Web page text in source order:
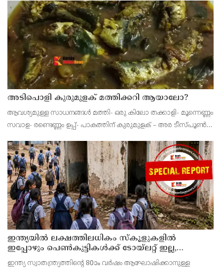
ടീസ്പൂൺ •വെളുത്
അടിപൊളി കുരുമുളക് മത്തിക്കറി ആയാലോ?
ആവശ്യമുള്ള സാധനങ്ങള്‍ മത്തി- ഒരു കിലോ തക്കാളി- മൂന്നെണ്ണം
സവാള- രണ്ടെണ്ണം ഉപ്പ്- പാകത്തിന് കുരുമുളക് – അര ടീസ്പൂണ്‍
വെളിച്ചെണ്ണ- പാകത്തിന് ഉണക്കമുളക
ഇന്ത്യയില്‍ ലക്ഷത്തിലധികം സ്‌കൂളുകളില്‍
ഇപ്പോഴും പെണ്‍കുട്ടികള്‍ക്ക് ടോയ്‌ലറ്റ് ഇല്ല,
സ്വാതന്ത്ര്യം കിട്ടി 80 വര്‍ഷം ആകുമ്പോഴും
രാജ്യത്തിന്റെ അവസ്ഥ ഇങ്ങനെ
ഇന്ത്യ സ്വാതന്ത്ര്യത്തിന്റെ 80ാം വര്‍ഷം ആഘോഷിക്കാനുള്ള